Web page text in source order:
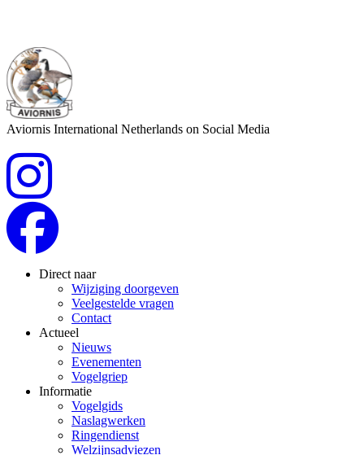
Aviornis International Netherlands on Social Media
Direct naar
Wijziging doorgeven
Veelgestelde vragen
Contact
Actueel
Nieuws
Evenementen
Vogelgriep
Informatie
Vogelgids
Naslagwerken
Ringendienst
Welzijnsadviezen